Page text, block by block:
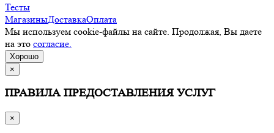
Тесты
МагазиныДоставкаОплата
Мы используем cookie-файлы на сайте. Продолжая, Вы даете
на это согласие.
Хорошо
×
ПРАВИЛА ПРЕДОСТАВЛЕНИЯ УСЛУГ
×